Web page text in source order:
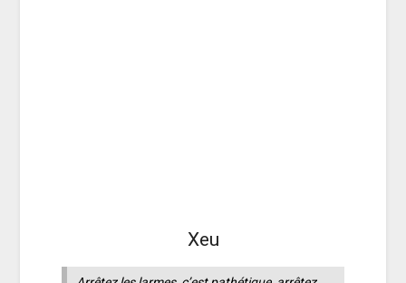
Xeu